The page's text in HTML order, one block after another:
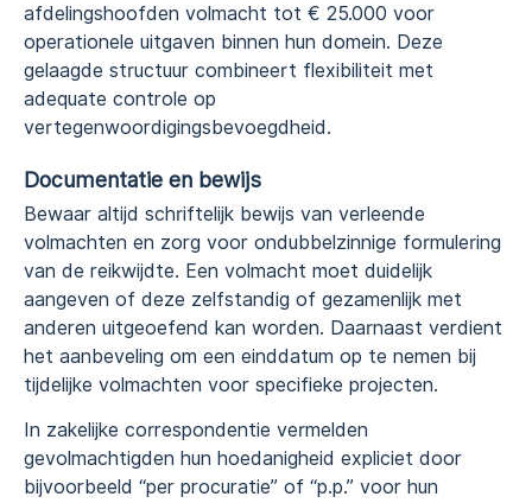
afdelingshoofden volmacht tot € 25.000 voor
operationele uitgaven binnen hun domein. Deze
gelaagde structuur combineert flexibiliteit met
adequate controle op
vertegenwoordigingsbevoegdheid.
Documentatie en bewijs
Bewaar altijd schriftelijk bewijs van verleende
volmachten en zorg voor ondubbelzinnige formulering
van de reikwijdte. Een volmacht moet duidelijk
aangeven of deze zelfstandig of gezamenlijk met
anderen uitgeoefend kan worden. Daarnaast verdient
het aanbeveling om een einddatum op te nemen bij
tijdelijke volmachten voor specifieke projecten.
In zakelijke correspondentie vermelden
gevolmachtigden hun hoedanigheid expliciet door
bijvoorbeeld “per procuratie” of “p.p.” voor hun